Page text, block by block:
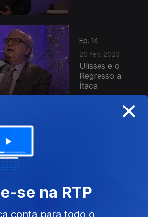
Ep. 14
26 fev. 2023
Ulisses e o
Regresso a
Ítaca
×
se na RTP
conta para todo o